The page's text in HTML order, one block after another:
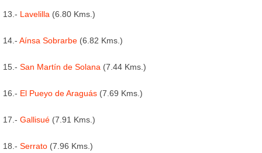
13.- Lavelilla (6.80 Kms.)
14.- Aínsa Sobrarbe (6.82 Kms.)
15.- San Martín de Solana (7.44 Kms.)
16.- El Pueyo de Araguás (7.69 Kms.)
17.- Gallisué (7.91 Kms.)
18.- Serrato (7.96 Kms.)